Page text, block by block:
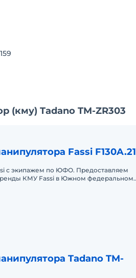
(кму) Tadano TM-ZR303
Fassi F130A.21
с экипажем по ЮФО. Предоставляем
КМУ Fassi в Южном федеральном
Tadano TM-